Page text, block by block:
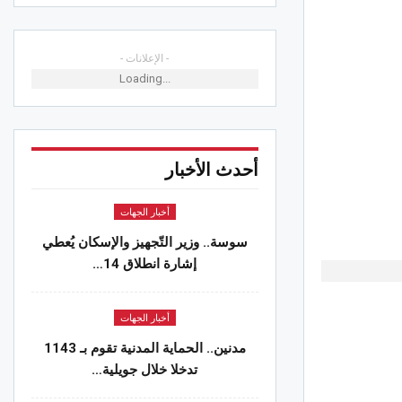
- الإعلانات -
Loading...
أحدث الأخبار
أخبار الجهات
سوسة.. وزير التّجهيز والإسكان يُعطي
إشارة انطلاق 14…
أخبار الجهات
مدنين.. الحماية المدنية تقوم بـ 1143
تدخلا خلال جويلية…
سيدي الظاهر بسوسة..”بابا نوّال”
المجتمع وبوسعدية يُصحّح الوضعيّة
المنستيري: عقبة الترخيص البنكي
تونس” تلاحق المتورطين في إلقاء